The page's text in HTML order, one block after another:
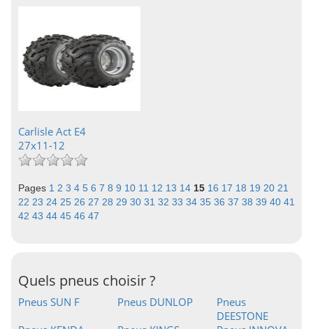
Carlisle Act E4
27x11-12
Pages 1 2 3 4 5 6 7 8 9 10 11 12 13 14 15 16 17 18 19 20 21
22 23 24 25 26 27 28 29 30 31 32 33 34 35 36 37 38 39 40 41
42 43 44 45 46 47
Quels pneus choisir ?
Pneus SUN F Pneus DUNLOP
Pneus
DEESTONE